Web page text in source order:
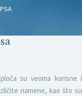
su veoma korisne i
namene, kao što su